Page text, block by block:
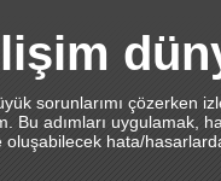
sorunlarımı çözerken
Bu adımları uygulamak,
oluşabilecek hata/